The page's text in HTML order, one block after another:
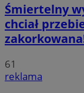
Śmiertelny
chciał
61
reklama